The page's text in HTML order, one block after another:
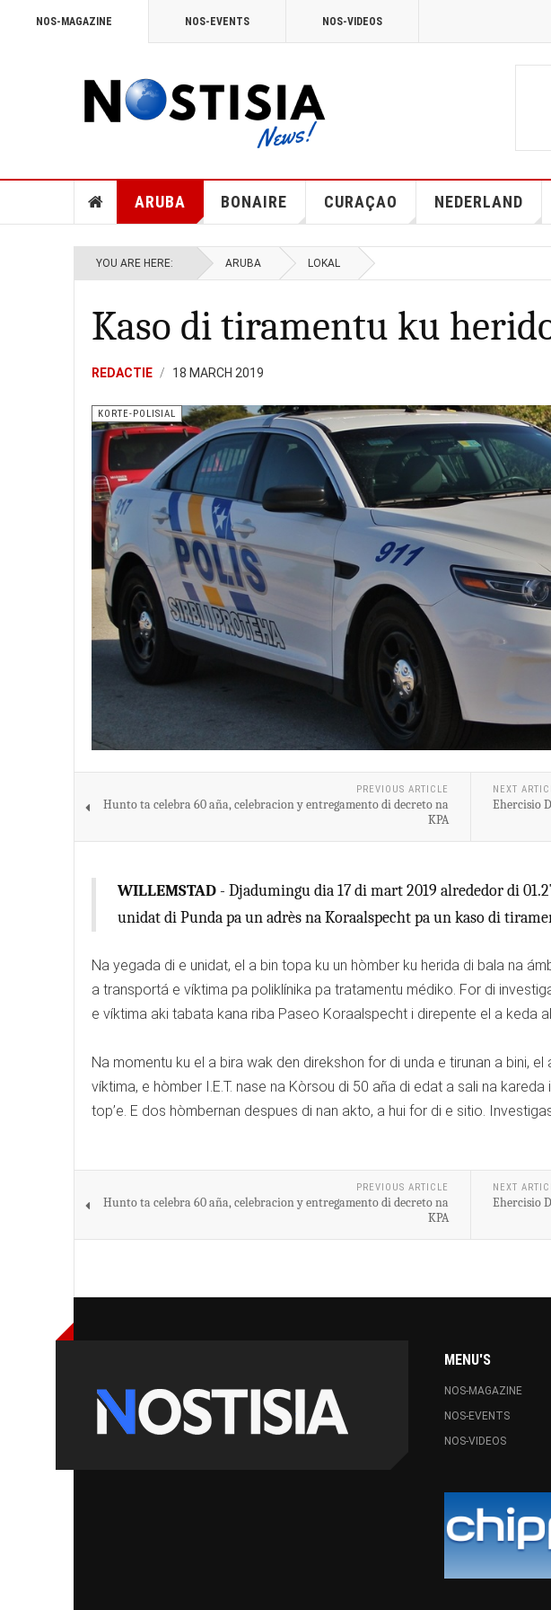
NOS-MAGAZINE NOS-EVENTS NOS-VIDEOS
ARUBA BONAIRE CURAÇAO NEDERLAND
YOU ARE HERE: ARUBA LOKAL
Kaso di tiramentu ku
REDACTIE 18 MARCH 2019
KORTE-POLISIAL
PREVIOUS ARTICLE
Hunto ta celebra 60 aña, celebracion y entregamento di decreto na
KPA
NEXT
Ehercisio
WILLEMSTAD - Djadumingu dia 17 di mart 2019 alrededor di
unidat di Punda pa un adrès na Koraalspecht pa un kaso di
Na yegada di e unidat, el a bin topa ku un hòmber ku herida di bala na
a transportá e víktima pa poliklínika pa tratamentu médiko. For di
e víktima aki tabata kana riba Paseo Koraalspecht i direpente el a keda
Na momentu ku el a bira wak den direkshon for di unda e tirunan a bini,
víktima, e hòmber I.E.T. nase na Kòrsou di 50 aña di edat a sali na
top’e. E dos hòmbernan despues di nan akto, a hui for di e sitio.
PREVIOUS ARTICLE
Hunto ta celebra 60 aña, celebracion y entregamento di decreto na
KPA
NEXT
Ehercisio
MENU'S
NOS-MAGAZINE
NOS-EVENTS
NOS-VIDEOS